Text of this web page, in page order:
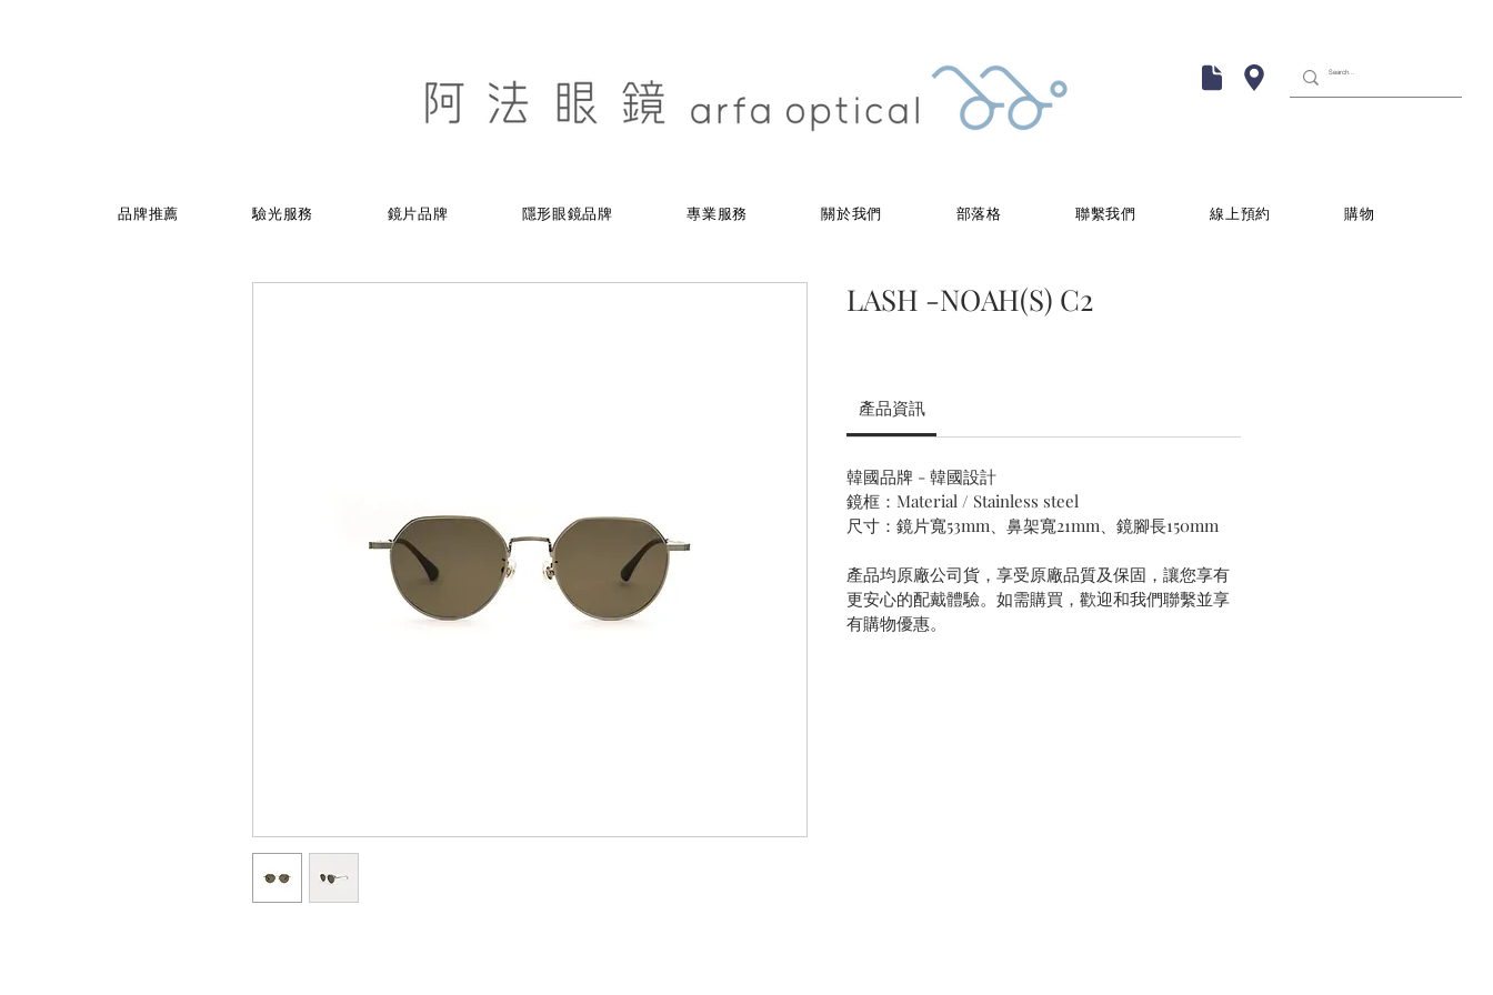
品牌推薦 驗光服務 鏡片品牌 隱形眼鏡品牌 專業服務 關於我們 部落格 聯繫我們 線上預約 購物
LASH -NOAH(S) C2
產品資訊
韓國品牌 - 韓國設計
鏡框：Material / Stainless steel
尺寸：鏡片寬53mm、鼻架寬21mm、鏡腳長150mm
產品均原廠公司貨，享受原廠品質及保固，讓您享有
更安心的配戴體驗。如需購買，歡迎和我們聯繫並享
有購物優惠。